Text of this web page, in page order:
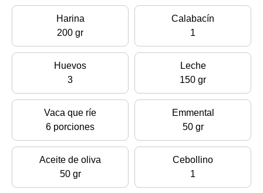
Harina
200 gr
Calabacín
1
Huevos
3
Leche
150 gr
Vaca que ríe
6 porciones
Emmental
50 gr
Aceite de oliva
50 gr
Cebollino
1